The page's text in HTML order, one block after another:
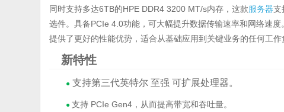
同时支持多达6TB的HPE DDR4 3200 MT/s内存，这款服务器支
选件。具备PCIe 4.0功能，可大幅提升数据传输速率和网络速
提供了更好的性能优势，适合从基础应用到关键业务的任何工作
新特性
● 支持第三代英特尔 至强 可扩展处理器。
●支持 PCIe Gen4，从而提高带宽和吞吐量。